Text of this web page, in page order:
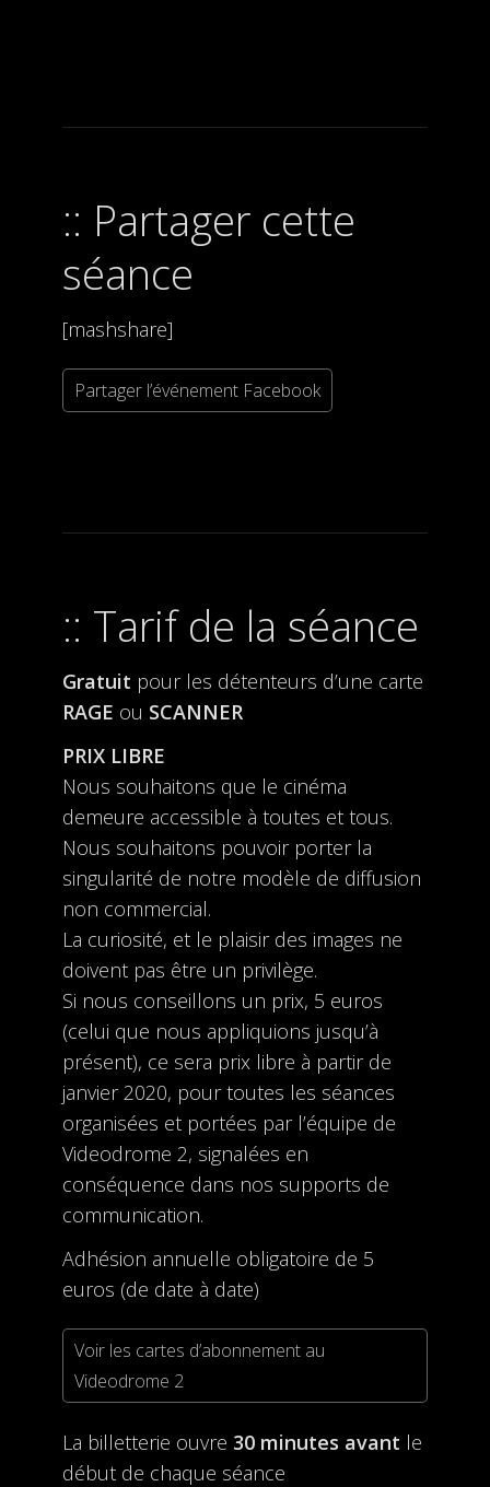
Partager cette
séance
[mashshare]
Partager l’événement Facebook
Tarif de la séance
Gratuit pour les détenteurs d’une carte
RAGE ou SCANNER
PRIX LIBRE
Nous souhaitons que le cinéma
demeure accessible à toutes et tous.
Nous souhaitons pouvoir porter la
singularité de notre modèle de diffusion
non commercial.
La curiosité, et le plaisir des images ne
doivent pas être un privilège.
Si nous conseillons un prix, 5 euros
(celui que nous appliquions jusqu’à
présent), ce sera prix libre à partir de
janvier 2020, pour toutes les séances
organisées et portées par l’équipe de
Videodrome 2, signalées en
conséquence dans nos supports de
communication.
Adhésion annuelle obligatoire de 5
euros (de date à date)
Voir les cartes d’abonnement au
Videodrome 2
La billetterie ouvre 30 minutes avant le
début de chaque séance